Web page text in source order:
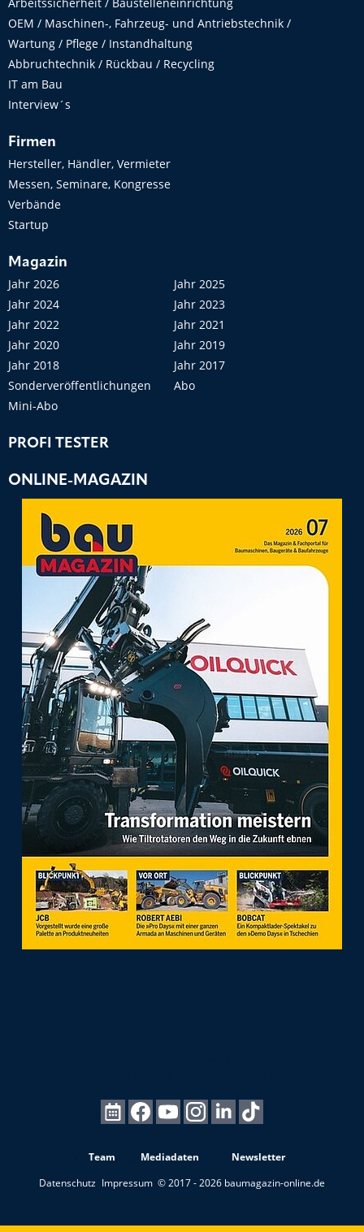
Arbeitssicherheit / Baustelleneinrichtung
OEM / Maschinen-, Fahrzeug- und Antriebstechnik /
Wartung / Pflege / Instandhaltung
Abbruchtechnik / Rückbau / Recycling
IT am Bau
Interview´s
Firmen
Hersteller, Händler, Vermieter
Messen, Seminare, Kongresse
Verbände
Startup
Magazin
Jahr 2026
Jahr 2025
Jahr 2024
Jahr 2023
Jahr 2022
Jahr 2021
Jahr 2020
Jahr 2019
Jahr 2018
Jahr 2017
Sonderveröffentlichungen
Abo
Mini-Abo
PROFI TESTER
ONLINE-MAGAZIN
Team Mediadaten
Newsletter
Datenschutz Impressum © 2017 - 2026 baumagazin-online.de